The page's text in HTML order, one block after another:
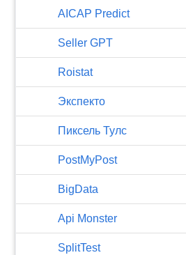
AICAP Predict
Seller GPT
Roistat
Экспекто
Пиксель Тулс
PostMyPost
BigData
Api Monster
SplitTest